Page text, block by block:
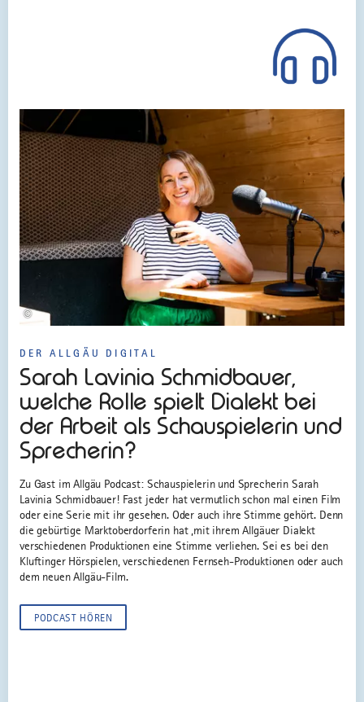
DER ALLGÄU DIGITAL
Sarah Lavinia Schmidbauer,
welche Rolle spielt Dialekt bei
der Arbeit als Schauspielerin und
Sprecherin?
©
Zu Gast im Allgäu Podcast: Schauspielerin und Sprecherin Sarah
Lavinia Schmidbauer! Fast jeder hat vermutlich schon mal einen Film
oder eine Serie mit ihr gesehen. Oder auch ihre Stimme gehört. Denn
die gebürtige Marktoberdorferin hat ,mit ihrem Allgäuer Dialekt
verschiedenen Produktionen eine Stimme verliehen. Sei es bei den
Kluftinger Hörspielen, verschiedenen Fernseh-Produktionen oder auch
dem neuen Allgäu-Film.
PODCAST HÖREN